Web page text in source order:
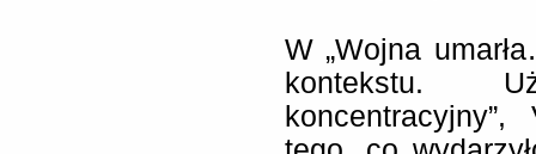
W „Wojna
kontekstu.